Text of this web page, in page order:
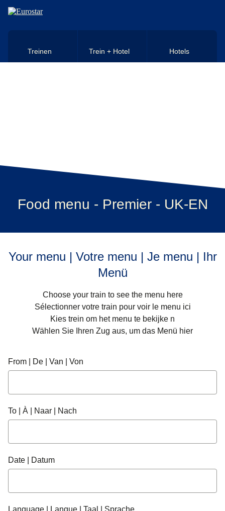
Naar hoofdinhoud
Treinen Trein + Hotel Hotels
Food menu - Premier - UK-EN
Your menu | Votre menu | Je menu | Ihr
Menü
Choose your train to see the menu here
Sélectionner votre train pour voir le menu ici
Kies trein om het menu te bekijke n
Wählen Sie Ihren Zug aus, um das Menü hier
From | De | Van | Von
To | À | Naar | Nach
Date | Datum
Language | Langue | Taal | Sprache